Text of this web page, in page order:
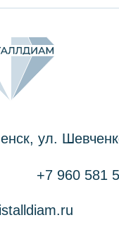
ул.
+7 960 581